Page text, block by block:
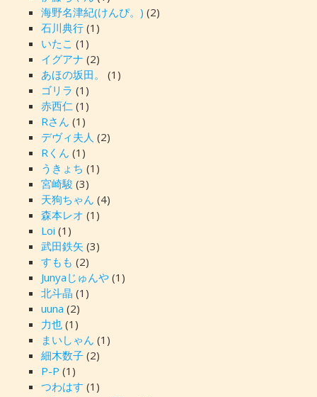
海野名津紀(けんぴ。) (2)
石川典行(1)
いたこ (1)
イグアナ (2)
あほの坂田。
(1)
ゴリラ (1)
赤西仁(1)
Rさん (1)
デヴィ夫人 (2)
Rくん (1)
うきょち (1)
宮崎駿 (3)
天狗ちゃん (4)
森本レオ (1)
Loi (1)
武田鉄矢 (3)
すもも (2)
Junyaじゅんや(1)
北斗晶 (1)
uuna (2)
力也(1)
まいしゃん (1)
細木数子(2)
P-P (1)
つわはす (1)